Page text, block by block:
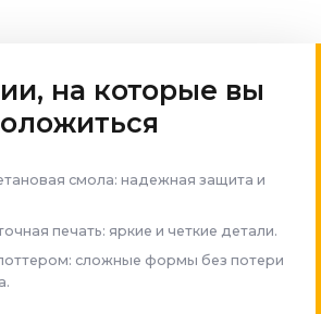
на которые вы
смола: надежная защита и
печать: яркие и четкие детали.
сложные формы без потери